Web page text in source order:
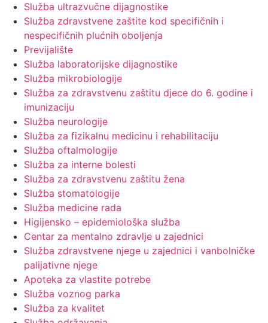
Služba ultrazvučne dijagnostike
Služba zdravstvene zaštite kod specifičnih i
nespecifičnih plućnih oboljenja
Previjalište
Služba laboratorijske dijagnostike
Služba mikrobiologije
Služba za zdravstvenu zaštitu djece do 6. godine i
imunizaciju
Služba neurologije
Služba za fizikalnu medicinu i rehabilitaciju
Služba oftalmologije
Služba za interne bolesti
Služba za zdravstvenu zaštitu žena
Služba stomatologije
Služba medicine rada
Higijensko – epidemiološka služba
Centar za mentalno zdravlje u zajednici
Služba zdravstvene njege u zajednici i vanbolničke
palijativne njege
Apoteka za vlastite potrebe
Služba voznog parka
Služba za kvalitet